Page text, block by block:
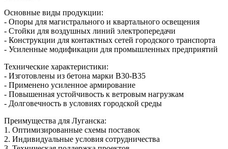
Основные виды продукции:
- Опоры для магистрального и квартального освещения
- Стойки для воздушных линий электропередачи
- Конструкции для контактных сетей городского транспорта
- Усиленные модификации для промышленных предприятий
Технические характеристики:
- Изготовлены из бетона марки В30-В35
- Применено усиленное армирование
- Повышенная устойчивость к ветровым нагрузкам
- Долговечность в условиях городской среды
Преимущества для Луганска:
1. Оптимизированные схемы поставок
2. Индивидуальные условия сотрудничества